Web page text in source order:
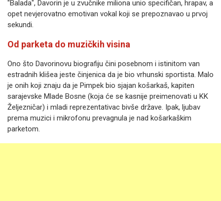
"Balada", Davorin je u zvučnike miliona unio specifičan, hrapav, a
opet nevjerovatno emotivan vokal koji se prepoznavao u prvoj
sekundi.
Od parketa do muzičkih visina
Ono što Davorinovu biografiju čini posebnom i istinitom van
estradnih klišea jeste činjenica da je bio vrhunski sportista. Malo
je onih koji znaju da je Pimpek bio sjajan košarkaš, kapiten
sarajevske Mlade Bosne (koja će se kasnije preimenovati u KK
Željezničar) i mladi reprezentativac bivše države. Ipak, ljubav
prema muzici i mikrofonu prevagnula je nad košarkaškim
parketom.